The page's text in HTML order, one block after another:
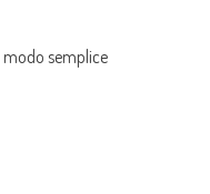
modo semplice